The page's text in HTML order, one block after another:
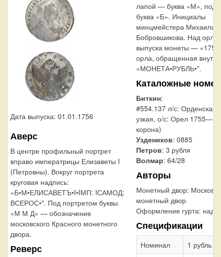
Дата выпуска: 01.01.1756
Аверс
В центре профильный портрет
вправо императрицы Елизаветы I
(Петровны). Вокруг портрета
круговая надпись:
«Б•М•ЕЛИСАВЕТЪ•I•IМП: IСАМОД:
ВСЕРОС•". Под портретом буквы
«М М Д» — обозначение
московского Красного монетного
двора.
Реверс
лапой — буква «М», под
буква «Б». Инициалы
минцмейстера Михаила
Бобровшикова. Над
выпуска монеты —
орла, обращенная
«МОНЕТА•РУБЛЬ•".
Каталожные
Биткин:
#554.137 л/с: Орденская
узкая, о/с: Орел
корона)
Уздеников: 0885
Петров: 3 рубля
Волмар: 64/28
Авторы
Монетный двор:
монетный двор
Оформление гурта:
Спецификации
Номинал
1 рубль